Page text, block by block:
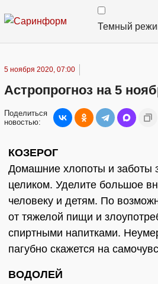
Темный
5 ноября 2020, 07:00
Астропрогноз на 5
Поделиться
новостью:
КОЗЕРОГ
Домашние хлопоты и заботы
целиком. Уделите большое
человеку и детям. По
от тяжелой пищи и
спиртными напитками.
пагубно скажется на
ВОДОЛЕЙ